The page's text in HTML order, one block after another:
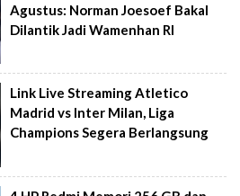
Agustus: Norman Joesoef Bakal
Dilantik Jadi Wamenhan RI
Link Live Streaming Atletico
Madrid vs Inter Milan, Liga
Champions Segera Berlangsung